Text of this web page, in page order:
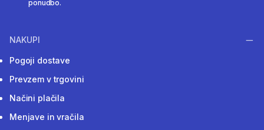
ponudbo.
NAKUPI
Pogoji dostave
Prevzem v trgovini
Načini plačila
Menjave in vračila